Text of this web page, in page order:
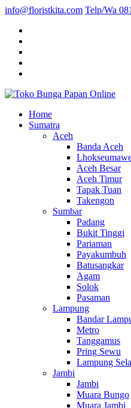
info@floristkita.com Telp/Wa
Toko Bunga
Karangan Bunga Kirim
Home
Sumatra
Aceh
Banda Aceh
Aceh Besar
Aceh Timur
Tapak Tuan
Takengon
Sumbar
Padang
Bukit Tinggi
Pariaman
Payakumbuh
Batusangkar
Agam
Solok
Pasaman
Lampung
Bandar
Metro
Tanggamus
Pring Sewu
Lampung
Jambi
Jambi
Muara Bungo
Muara Jambi